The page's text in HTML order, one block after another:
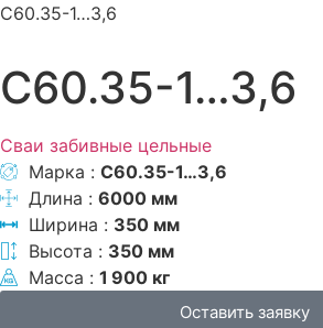
С60.35-1…3,6
С60.35-1…3,6
Сваи забивные цельные
Марка : С60.35-1…3,6
Длина : 6000 мм
Ширина : 350 мм
Высота : 350 мм
Масса : 1 900 кг
Оставить заявку